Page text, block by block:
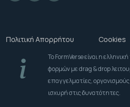
Πολιτική Απορρήτου Cookies
Το FormVerse είναι η
φορμών με drag & drop
επαγγελματίες,
ισχυρή στις δυνατότητες.